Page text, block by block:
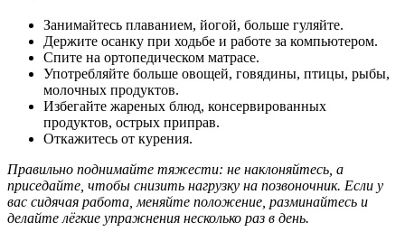
Занимайтесь плаванием, йогой, больше гуляйте.
Держите осанку при ходьбе и работе за компьютером.
Спите на ортопедическом матрасе.
Употребляйте больше овощей, говядины, птицы, рыбы,
молочных продуктов.
Избегайте жареных блюд, консервированных
продуктов, острых приправ.
Откажитесь от курения.
Правильно поднимайте тяжести: не наклоняйтесь, а
приседайте, чтобы снизить нагрузку на позвоночник. Если у
вас сидячая работа, меняйте положение, разминайтесь и
делайте лёгкие упражнения несколько раз в день.